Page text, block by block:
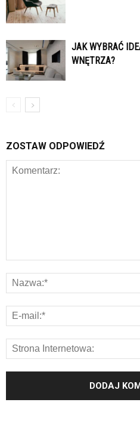
JAK WYBRAĆ
WNĘTRZA?
ZOSTAW ODPOWIEDŹ